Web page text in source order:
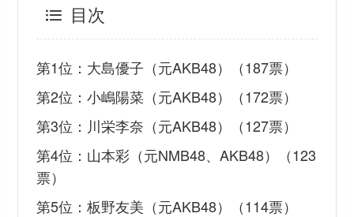
目次
第1位：大島優子（元AKB48）（187票）
第2位：小嶋陽菜（元AKB48）（172票）
第3位：川栄李奈（元AKB48）（127票）
第4位：山本彩（元NMB48、AKB48）（123
票）
第5位：板野友美（元AKB48）（114票）